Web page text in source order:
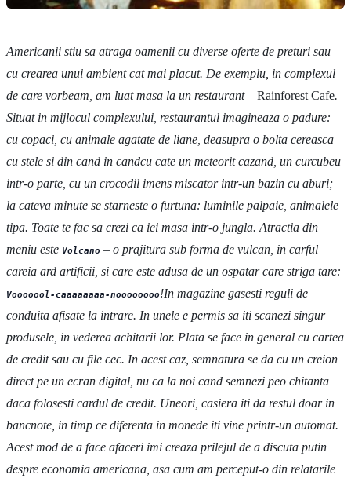
Americanii stiu sa atraga oamenii cu diverse oferte de preturi sau
cu crearea unui ambient cat mai placut. De exemplu, in complexul
de care vorbeam, am luat masa la un restaurant – Rainforest Cafe.
Situat in mijlocul complexului, restaurantul imagineaza o padure:
cu copaci, cu animale agatate de liane, deasupra o bolta cereasca
cu stele si din cand in candcu cate un meteorit cazand, un curcubeu
intr-o parte, cu un crocodil imens miscator intr-un bazin cu aburi;
la cateva minute se starneste o furtuna: luminile palpaie, animalele
tipa. Toate te fac sa crezi ca iei masa intr-o jungla. Atractia din
meniu este Volcano – o prajitura sub forma de vulcan, in carful
careia ard artificii, si care este adusa de un ospatar care striga tare:
Vooooool-caaaaaaaa-noooooooo!In magazine gasesti reguli de
conduita afisate la intrare. In unele e permis sa iti scanezi singur
produsele, in vederea achitarii lor. Plata se face in general cu cartea
de credit sau cu file cec. In acest caz, semnatura se da cu un creion
direct pe un ecran digital, nu ca la noi cand semnezi peo chitanta
daca folosesti cardul de credit. Uneori, casiera iti da restul doar in
bancnote, in timp ce diferenta in monede iti vine printr-un automat.
Acest mod de a face afaceri imi creaza prilejul de a discuta putin
despre economia americana, asa cum am perceput-o din relatarile